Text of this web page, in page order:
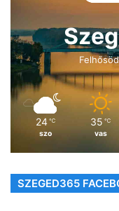
24 ℃
szo
35 ℃
vas
SZEGED365